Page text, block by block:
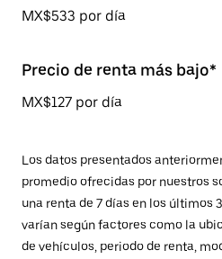
MX$533 por día
Precio de renta más bajo*
MX$127 por día
Los datos presentados
promedio ofrecidas por nuestros
una renta de 7 días en los últimos
varían según factores como la
de vehículos, periodo de renta,